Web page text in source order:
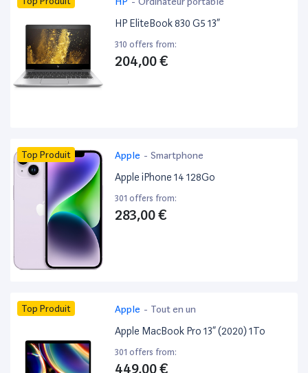
HP EliteBook 830 G5 13”
310 offers from:
204,00 €
Top Produit Apple - Smartphone
Apple iPhone 14 128Go
301 offers from:
283,00 €
Top Produit Apple - Tout en un
Apple MacBook Pro 13” (2020) 1To
301 offers from:
449,00 €